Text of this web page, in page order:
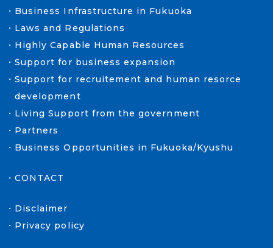
Business Infrastructure in Fukuoka
Laws and Regulations
Highly Capable Human Resources
Support for business expansion
Support for recruitement and human resorce
development
Living Support from the government
Partners
Business Opportunities in Fukuoka/Kyushu
CONTACT
Disclaimer
Privacy policy